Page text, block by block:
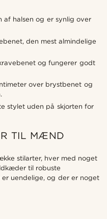
af halsen og er synlig over
den mest almindelige
og fungerer godt
over brystbenet og
stylet uden på skjorten for
TIL MÆND
stilarter, hver med noget
til robuste
uendelige, og der er noget